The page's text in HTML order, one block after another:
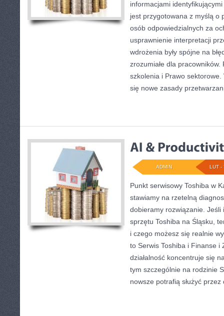
informacjami
jest przygotowana z myślą o
osób odpowiedzialnych za
usprawnienie interpretacji
wdrożenia były spójne na
zrozumiałe dla
szkolenia i Prawo
się nowe zasady
LUT -
ADMIN
Punkt serwisowy Toshiba w
stawiamy na rzetelną
dobieramy rozwiązanie.
sprzętu Toshiba na Śląsku,
i czego możesz się realnie
to Serwis Toshiba i Finanse i
działalność koncentruje się
tym szczególnie na rodzinie
nowsze potrafią służyć przez